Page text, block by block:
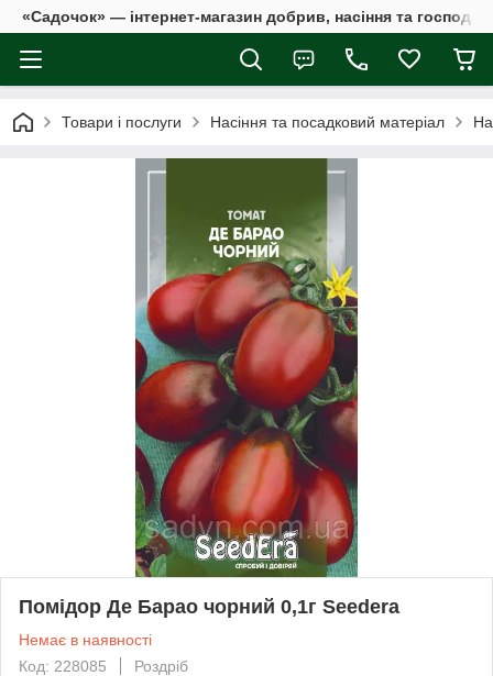
«Садочок» — інтернет-магазин добрив, насіння та
Товари і послуги Насіння та посадковий матеріал
Помідор Де Барао чорний 0,1г Seedera
Немає в наявності
Код: 228085
Роздріб